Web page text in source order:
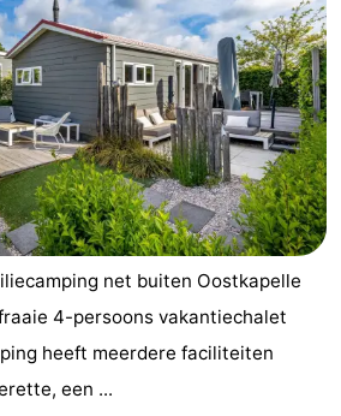
net buiten Oostkapelle
4-persoons vakantiechalet
heeft meerdere faciliteiten
een ...